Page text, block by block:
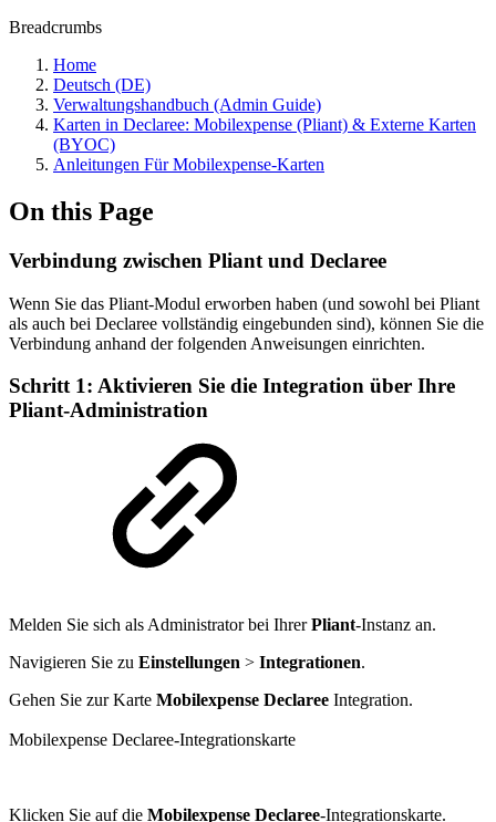
Breadcrumbs
Home
Deutsch (DE)
Verwaltungshandbuch (Admin Guide)
Karten in Declaree: Mobilexpense (Pliant) & Externe Karten
(BYOC)
Anleitungen Für Mobilexpense-Karten
On this Page
Verbindung zwischen Pliant und Declaree
Wenn Sie das Pliant-Modul erworben haben (und sowohl bei Pliant
als auch bei Declaree vollständig eingebunden sind), können Sie die
Verbindung anhand der folgenden Anweisungen einrichten.
Schritt 1: Aktivieren Sie die Integration über Ihre
Pliant-Administration
Melden Sie sich als Administrator bei IhrerPliant-Instanz an.
Navigieren Sie zu Einstellungen > Integrationen.
Gehen Sie zur Karte Mobilexpense Declaree Integration.
Mobilexpense Declaree-Integrationskarte
Klicken Sie auf die Mobilexpense Declaree-Integrationskarte.